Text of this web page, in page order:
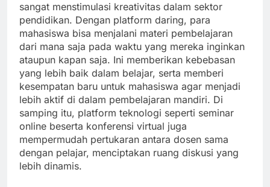
sangat menstimulasi kreativitas dalam sektor
pendidikan. Dengan platform daring, para
mahasiswa bisa menjalani materi pembelajaran
dari mana saja pada waktu yang mereka inginkan
ataupun kapan saja. Ini memberikan kebebasan
yang lebih baik dalam belajar, serta memberi
kesempatan baru untuk mahasiswa agar menjadi
lebih aktif di dalam pembelajaran mandiri. Di
samping itu, platform teknologi seperti seminar
online beserta konferensi virtual juga
mempermudah pertukaran antara dosen sama
dengan pelajar, menciptakan ruang diskusi yang
lebih dinamis.